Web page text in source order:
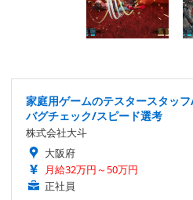
家庭用ゲームのテスタースタッ
バグチェック/スピード選考
株式会社大斗
大阪府
月給32万円～50万円
正社員